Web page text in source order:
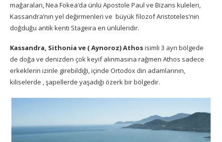
mağaraları, Nea Fokea’da ünlü Apostole Paul ve Bizans kuleleri,
Kassandra’nın yel değirmenleri ve büyük filozof Aristoteles’nin
doğduğu antik kenti Stageira en ünlüleridir.
Kassandra, Sithonia ve ( Aynoroz) Athosisimli 3 ayrı bölgede
de doğa ve denizden çok keyif alınmasına rağmen Athos sadece
erkeklerin izinle girebildiği, içinde Ortodox din adamlarının,
kiliselerde , şapellerde yaşadığı özerk bir bölgedir.